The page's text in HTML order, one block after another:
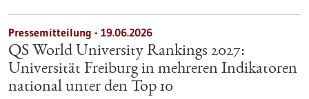
Pressemitteilung - 19.06.2026
QS World University Rankings 2027:
Universität Freiburg in mehreren Indikatoren
national unter den Top 10